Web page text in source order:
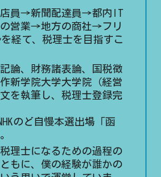
店員→新聞配達員→都内IT
営業→地方の商社→フリ
経て、税理士を目指すこ
論、財務諸表論、国税徴
新学院大学大学院（経営
を執筆し、税理士登録完
のど自慢本選出場「函
理士になるための過程の
もに、僕の経験が誰かの